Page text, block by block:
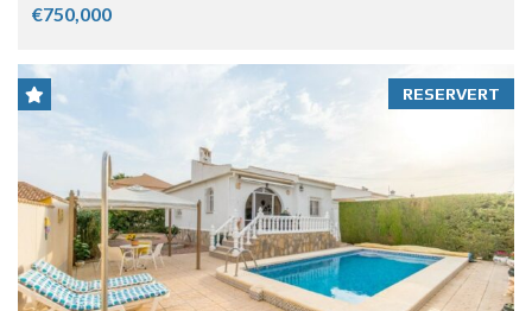
€750,000
RESERVERT